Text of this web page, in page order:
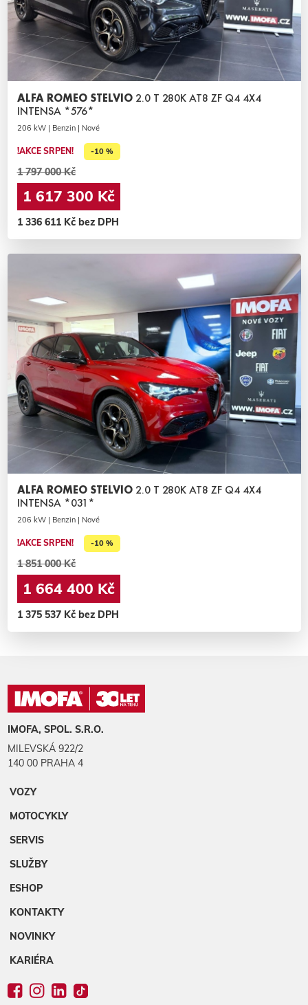
ALFA ROMEO STELVIO 2.0 T 280K AT8 ZF Q4 4X4
INTENSA *576*
206 kW | Benzin | Nové
!AKCE SRPEN! -10 %
1 797 000 Kč
1 617 300 Kč
1 336 611 Kč bez DPH
ALFA ROMEO STELVIO 2.0 T 280K AT8 ZF Q4 4X4
INTENSA *031*
206 kW | Benzin | Nové
!AKCE SRPEN! -10 %
1 851 000 Kč
1 664 400 Kč
1 375 537 Kč bez DPH
IMOFA, SPOL. S.R.O.
MILEVSKÁ 922/2
140 00 PRAHA 4
VOZY
MOTOCYKLY
SERVIS
SLUŽBY
ESHOP
KONTAKTY
NOVINKY
KARIÉRA